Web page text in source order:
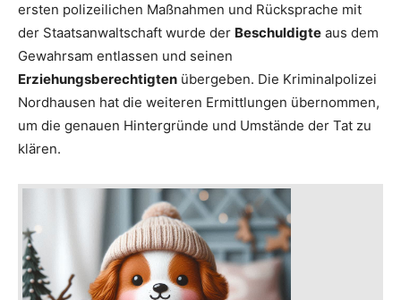
ersten polizeilichen Maßnahmen und Rücksprache mit
der Staatsanwaltschaft wurde der Beschuldigte aus dem
Gewahrsam entlassen und seinen
Erziehungsberechtigten übergeben. Die Kriminalpolizei
Nordhausen hat die weiteren Ermittlungen übernommen,
um die genauen Hintergründe und Umstände der Tat zu
klären.